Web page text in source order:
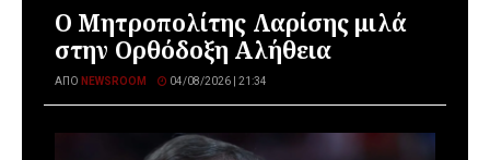
Ο Μητροπολίτης Λαρίσης μιλά
στην Ορθόδοξη Αλήθεια
ΑΠΌ NEWSROOM 04/08/2026 | 21:34